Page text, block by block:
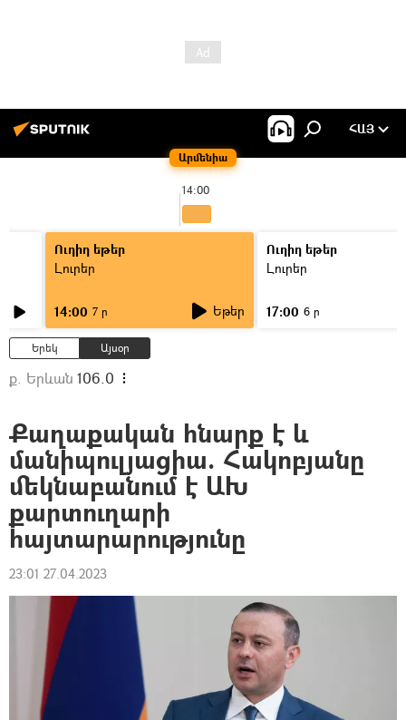
Արմենիա
ՀԱՅ
14:00
Ուղիղ եթեր
Լուրեր
14:00 7 ր Եթեր
Ուղիղ եթեր
Լուրեր
17:00 6 ր
Երեկ Այսօր
ք. Երևան 106.0
Քաղաքական հնարք է և
մանիպուլյացիա. Հակոբյանը
մեկնաբանում է ԱԽ
քարտուղարի
հայտարարությունը
23:01 27.04.2023